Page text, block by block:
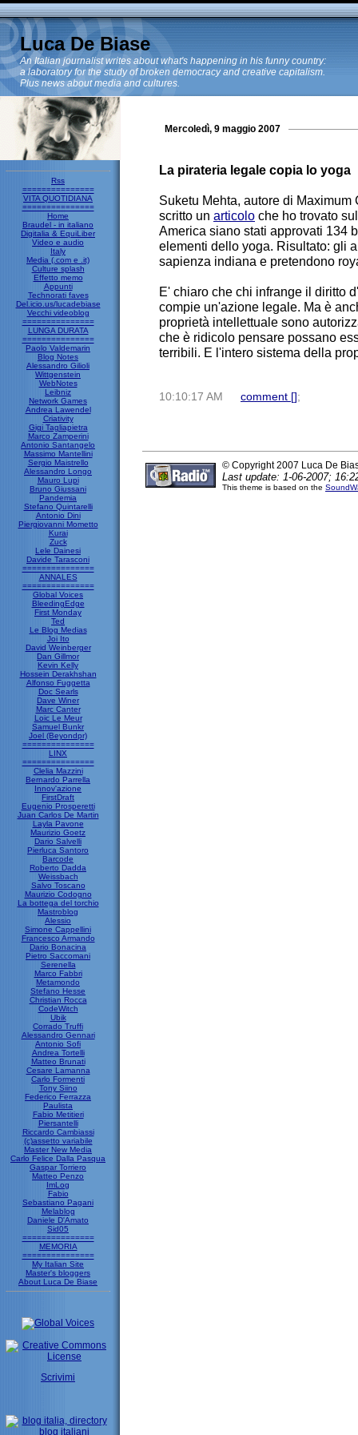
Luca De Biase
An Italian journalist writes about what's happening in his funny country:
a laboratory for the study of broken democracy and creative capitalism.
Plus news about media and cultures.
Rss
===============
VITA QUOTIDIANA
===============
Home
Braudel - in italiano
Digitalia & EquiLiber
Video e audio
Italy
Media (.com e .it)
Culture splash
Effetto memo
Appunti
Technorati faves
Del.icio.us/lucadebiase
Vecchi videoblog
===============
LUNGA DURATA
===============
Paolo Valdemarin
Blog Notes
Alessandro Gilioli
Wittgenstein
WebNotes
Leibniz
Network Games
Andrea Lawendel
Criativity
Gigi Tagliapietra
Marco Zamperini
Antonio Santangelo
Massimo Mantellini
Sergio Maistrello
Alessandro Longo
Mauro Lupi
Bruno Giussani
Pandemia
Stefano Quintarelli
Antonio Dini
Piergiovanni Mometto
Kurai
Zuck
Lele Dainesi
Davide Tarasconi
===============
ANNALES
===============
Global Voices
BleedingEdge
First Monday
Ted
Le Blog Medias
Joi Ito
David Weinberger
Dan Gillmor
Kevin Kelly
Hossein Derakhshan
Alfonso Fuggetta
Doc Searls
Dave Winer
Marc Canter
Loic Le Meur
Samuel Bunkr
Joel (Beyondpr)
===============
LINX
===============
Clelia Mazzini
Bernardo Parrella
Innov'azione
FirstDraft
Eugenio Prosperetti
Juan Carlos De Martin
Layla Pavone
Maurizio Goetz
Dario Salvelli
Pierluca Santoro
Barcode
Roberto Dadda
Weissbach
Salvo Toscano
Maurizio Codogno
La bottega del torchio
Mastroblog
Alessio
Simone Cappellini
Francesco Armando
Dario Bonacina
Pietro Saccomani
Serenella
Marco Fabbri
Metamondo
Stefano Hesse
Christian Rocca
CodeWitch
Ubik
Corrado Truffi
Alessandro Gennari
Antonio Sofi
Andrea Tortelli
Matteo Brunati
Cesare Lamanna
Carlo Formenti
Tony Siino
Federico Ferrazza
Paulista
Fabio Metitieri
Piersantelli
Riccardo Cambiassi
(c)assetto variabile
Master New Media
Carlo Felice Dalla Pasqua
Gaspar Torriero
Matteo Penzo
ImLog
Fabio
Sebastiano Pagani
Melablog
Daniele D'Amato
Sid05
===============
MEMORIA
===============
My Italian Site
Master's bloggers
About Luca De Biase
Scrivimi
Mercoledì, 9 maggio 2007
La pirateria legale copia lo yoga
Suketu Mehta, autore di
scritto un articolo che ho trovato
America siano stati approvati 134
elementi dello yoga. Risultato: gli
sapienza indiana e pretendono
E' chiaro che chi infrange il diritto
compie un'azione legale. Ma è
proprietà intellettuale sono
che è ridicolo pensare possano
terribili. E l'intero sistema della
10:10:17 AM comment [] ;
© Copyright 2007 Luca De
Last update: 1-06-2007;
This theme is based on the